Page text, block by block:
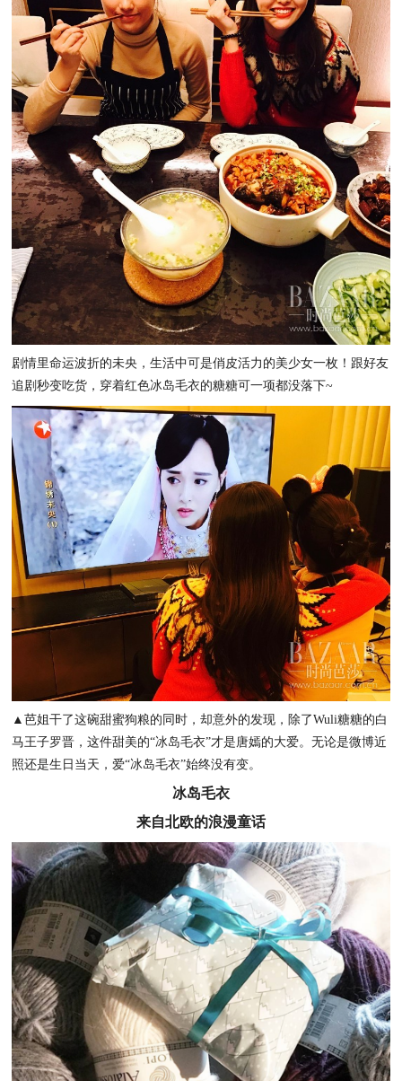
剧情里命运波折的未央，生活中可是俏皮活力的美少女一枚！跟好友
追剧秒变吃货，穿着红色冰岛毛衣的糖糖可一项都没落下~
▲芭姐干了这碗甜蜜狗粮的同时，却意外的发现，除了Wuli糖糖的白
马王子罗晋，这件甜美的“冰岛毛衣”才是唐嫣的大爱。无论是微博近
照还是生日当天，爱“冰岛毛衣”始终没有变。
冰岛毛衣
来自北欧的浪漫童话